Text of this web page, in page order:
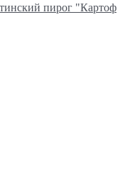
пирог "Картоф